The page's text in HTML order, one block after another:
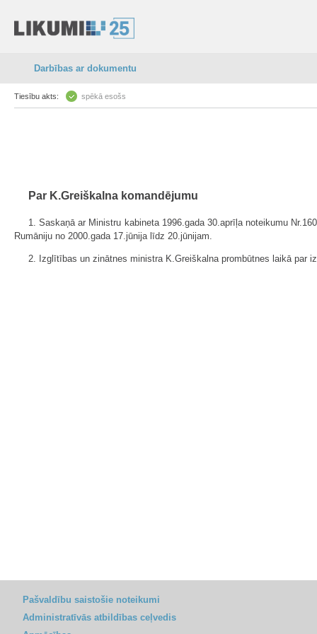
Darbības ar dokumentu
Tiesību akts: spēkā esošs
Par K.Greiškalna komandējumu
1. Saskaņā ar Ministru kabineta 1996.gada 30.aprīļa noteikumu
Rumāniju no 2000.gada 17.jūnija līdz 20.jūnijam.
2. Izglītības un zinātnes ministra K.Greiškalna prombūtnes laikā
Pašvaldību saistošie noteikumi
Administratīvās atbildības ceļvedis